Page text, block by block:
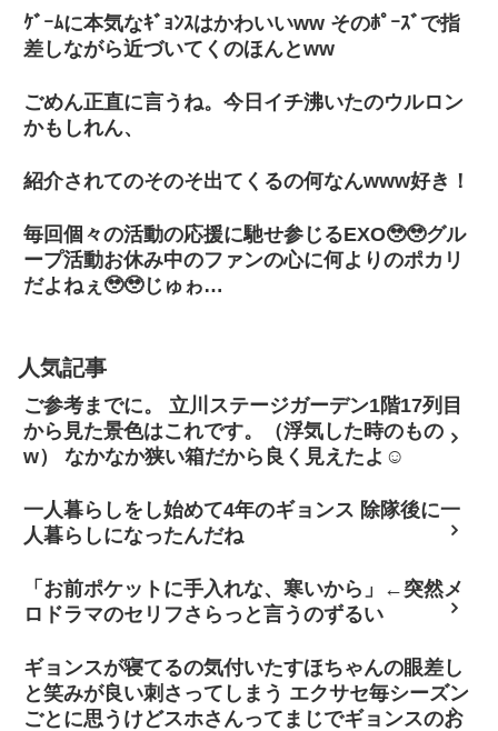
ｹﾞｰﾑに本気なｷﾞｮﾝｽはかわいいww そのﾎﾟｰｽﾞで指
差しながら近づいてくのほんとww
ごめん正直に言うね。今日イチ沸いたのウルロン
かもしれん、
紹介されてのそのそ出てくるの何なんwww好き！
毎回個々の活動の応援に馳せ参じるEXO🥹🥹グル
ープ活動お休み中のファンの心に何よりのポカリ
だよねぇ🥹🥹じゅゎ…
人気記事
ご参考までに。 立川ステージガーデン1階17列目
から見た景色はこれです。（浮気した時のもの
w） なかなか狭い箱だから良く見えたよ☺
一人暮らしをし始めて4年のギョンス 除隊後に一
人暮らしになったんだね
「お前ポケットに手入れな、寒いから」←突然メ
ロドラマのセリフさらっと言うのずるい
ギョンスが寝てるの気付いたすほちゃんの眼差し
と笑みが良い刺さってしまう エクサセ毎シーズン
ごとに思うけどスホさんってまじでギョンスのお